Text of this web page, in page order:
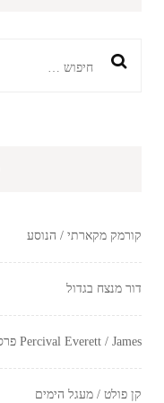
חיפוש:
קורמק מקארתי / הנוסע
דור מנצח בגדול
Percival Everett / James פרסיבל אוורט / ג'יימס
קן פולט / מעגל הימים